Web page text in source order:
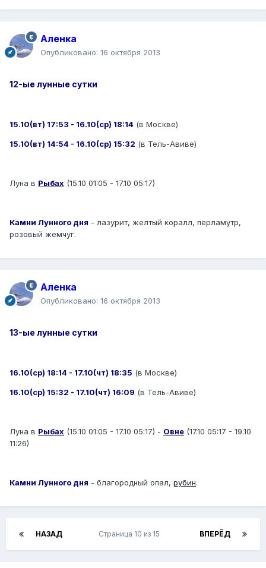
Аленка
Опубликовано: 16 октября 2013
12-ые лунные сутки
15.10(вт) 17:53 - 16.10(ср) 18:14 (в Москве)
15.10(вт) 14:54 - 16.10(ср) 15:32 (в Тель-Авиве)
Луна в Рыбах (15.10 01:05 - 17.10 05:17)
Камни Лунного дня - лазурит, желтый коралл, перламутр,
розовый жемчуг.
Аленка
Опубликовано: 16 октября 2013
13-ые лунные сутки
16.10(ср) 18:14 - 17.10(чт) 18:35 (в Москве)
16.10(ср) 15:32 - 17.10(чт) 16:09 (в Тель-Авиве)
Луна в Рыбах (15.10 01:05 - 17.10 05:17) - Овне (17.10 05:17 - 19.10
11:26)
Камни Лунного дня - благородный опал, рубин.
НАЗАД ВПЕРЁД
Страница 10 из 15